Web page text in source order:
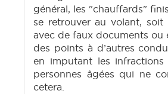
général, les "chauffards"
se retrouver au volant, soit
avec de faux documents ou
des points à d’autres
en imputant les infractions
personnes âgées qui ne
cetera.